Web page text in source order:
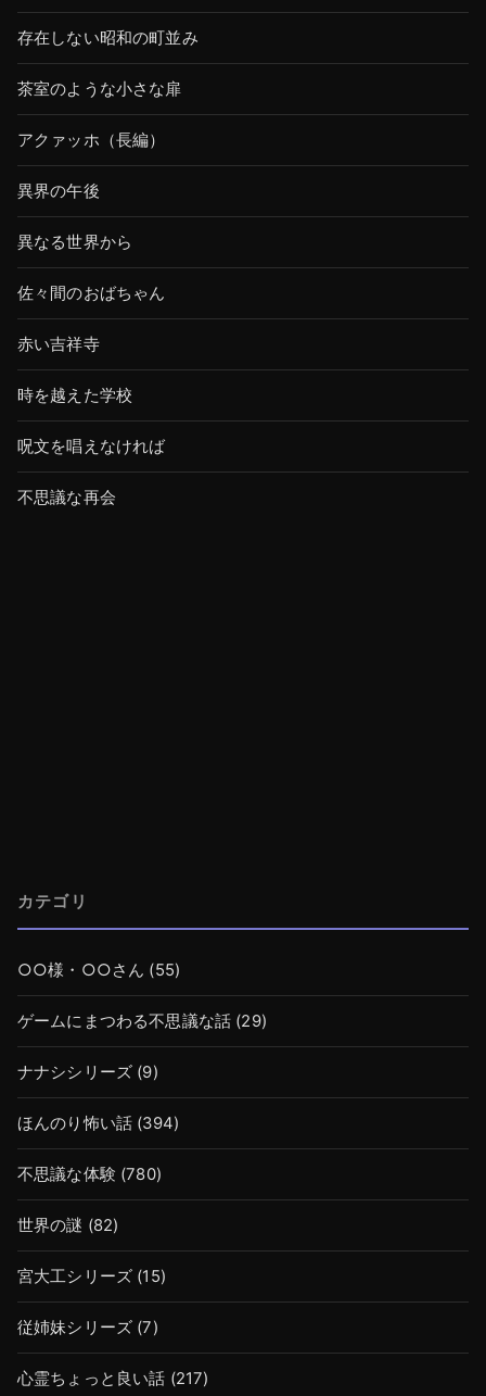
存在しない昭和の町並み
茶室のような小さな扉
アクァッホ（長編）
異界の午後
異なる世界から
佐々間のおばちゃん
赤い吉祥寺
時を越えた学校
呪文を唱えなければ
不思議な再会
カテゴリ
○○様・○○さん (55)
ゲームにまつわる不思議な話 (29)
ナナシシリーズ (9)
ほんのり怖い話 (394)
不思議な体験 (780)
世界の謎 (82)
宮大工シリーズ (15)
従姉妹シリーズ (7)
心霊ちょっと良い話 (217)